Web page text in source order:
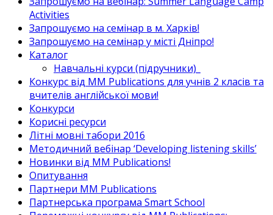
Activities
Запрошуємо на семінар в м. Харків!
Запрошуємо на семінар у місті Дніпро!
Каталог
Навчальні курси (підручники)_
Конкурс від MM Publications для учнів 2 класів та
вчителів англійської мови!
Конкурси
Корисні ресурси
Літні мовні табори 2016
Методичний вебінар ‘Developing listening skills’
Новинки від MM Publications!
Опитування
Партнери MM Publications
Партнерська програма Smart School